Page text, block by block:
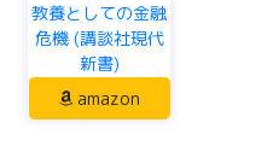
教養としての金融
危機 (講談社現代
新書)
amazon